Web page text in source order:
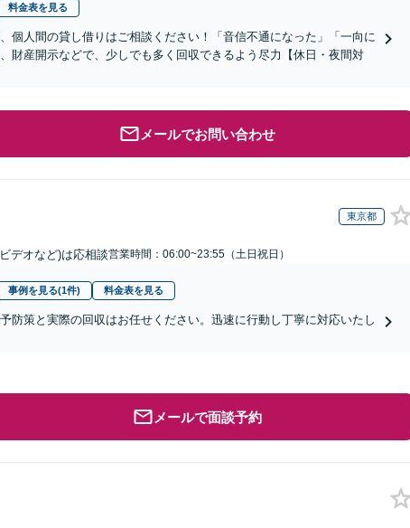
料金表を見る
個人間の貸し借りはご相談ください！「音信不通になった」「一向に
財産開示などで、少しでも多く回収できるよう尽力【休日・夜間対
メールでお問い合わせ
東京都
デオなど)は応相談営業時間：06:00~23:55（土日祝日）
事例を見る(1件) 料金表を見る
防策と実際の回収はお任せください。迅速に行動し丁寧に対応いたし
メールで面談予約